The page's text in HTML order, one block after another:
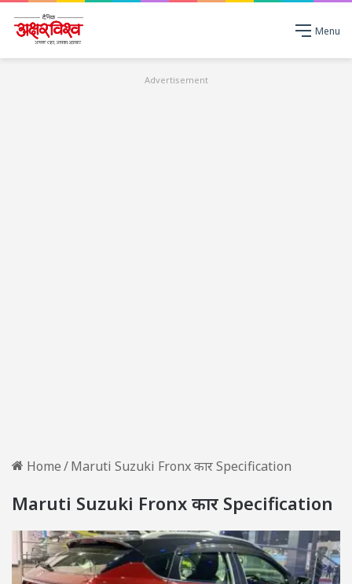
Menu
Advertisement
Home/Maruti Suzuki Fronx कार Specification
Maruti Suzuki Fronx कार Specification